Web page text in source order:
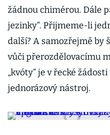
žádnou chimérou. Dále
jezinky“. Přijmeme-li
další? A samozřejmě by
vůči přerozdělovacímu
„kvóty“ je v řecké
jednorázový nástroj.